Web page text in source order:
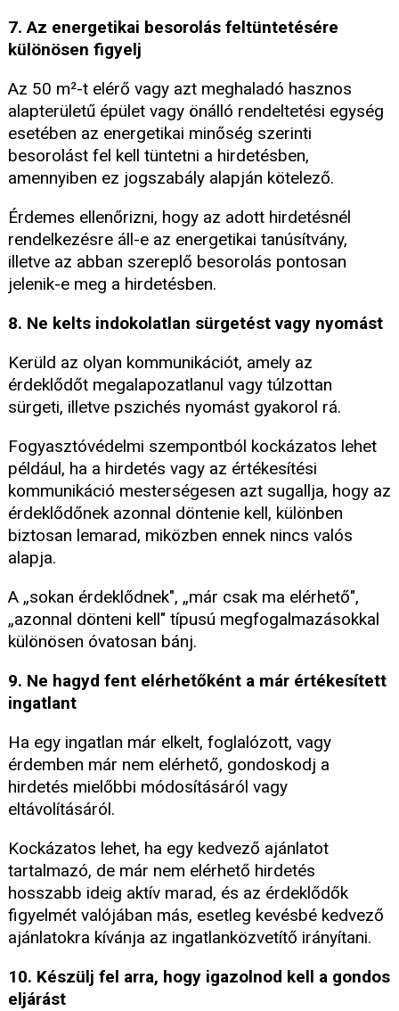
7. Az energetikai besorolás feltüntetésére
különösen figyelj
Az 50 m²-t elérő vagy azt meghaladó hasznos
alapterületű épület vagy önálló rendeltetési egység
esetében az energetikai minőség szerinti
besorolást fel kell tüntetni a hirdetésben,
amennyiben ez jogszabály alapján kötelező.
Érdemes ellenőrizni, hogy az adott hirdetésnél
rendelkezésre áll-e az energetikai tanúsítvány,
illetve az abban szereplő besorolás pontosan
jelenik-e meg a hirdetésben.
8. Ne kelts indokolatlan sürgetést vagy nyomást
Kerüld az olyan kommunikációt, amely az
érdeklődőt megalapozatlanul vagy túlzottan
sürgeti, illetve pszichés nyomást gyakorol rá.
Fogyasztóvédelmi szempontból kockázatos lehet
például, ha a hirdetés vagy az értékesítési
kommunikáció mesterségesen azt sugallja, hogy az
érdeklődőnek azonnal döntenie kell, különben
biztosan lemarad, miközben ennek nincs valós
alapja.
A „sokan érdeklődnek", „már csak ma elérhető",
„azonnal dönteni kell" típusú megfogalmazásokkal
különösen óvatosan bánj.
9. Ne hagyd fent elérhetőként a már értékesített
ingatlant
Ha egy ingatlan már elkelt, foglalózott, vagy
érdemben már nem elérhető, gondoskodj a
hirdetés mielőbbi módosításáról vagy
eltávolításáról.
Kockázatos lehet, ha egy kedvező ajánlatot
tartalmazó, de már nem elérhető hirdetés
hosszabb ideig aktív marad, és az érdeklődők
figyelmét valójában más, esetleg kevésbé kedvező
ajánlatokra kívánja az ingatlanközvetítő irányítani.
10. Készülj fel arra, hogy igazolnod kell a gondos
eljárást